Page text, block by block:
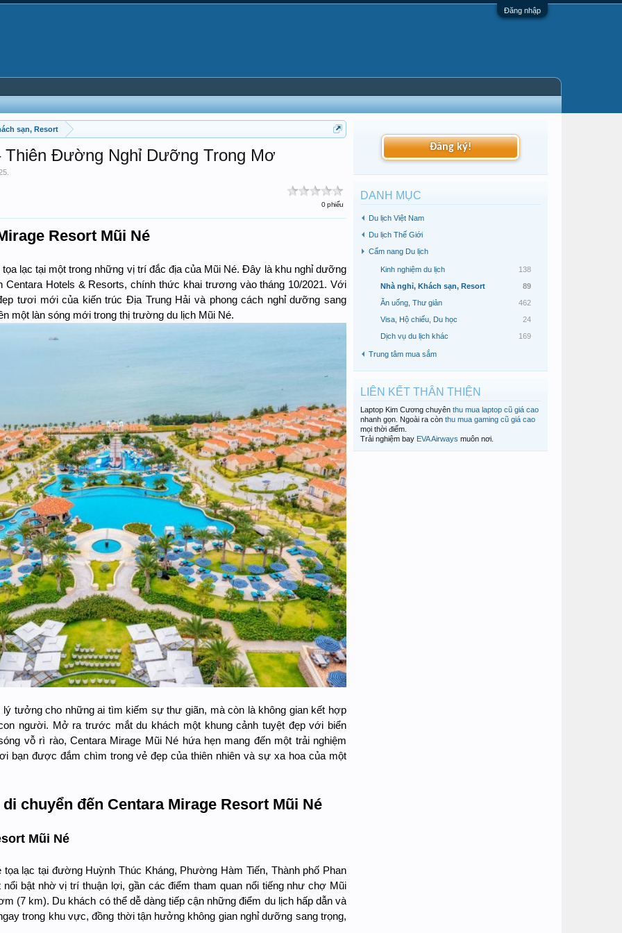
Đăng nhập
sạn, Resort
Thiên Đường Nghỉ Dưỡng Trong Mơ
0 phiếu
Resort Mũi Né
lạc tại một trong những vị trí đắc địa của Mũi Né. Đây là khu nghỉ dưỡng
Centara Hotels & Resorts, chính thức khai trương vào tháng 10/2021. Với
tươi mới của kiến trúc Địa Trung Hải và phong cách nghỉ dưỡng sang
một làn sóng mới trong thị trường du lịch Mũi Né.
tưởng cho những ai tìm kiếm sự thư giãn, mà còn là không gian kết hợp
người. Mở ra trước mắt du khách một khung cảnh tuyệt đẹp với biển
vỗ rì rào, Centara Mirage Mũi Né hứa hẹn mang đến một trải nghiệm
bạn được đắm chìm trong vẻ đẹp của thiên nhiên và sự xa hoa của một
chuyển đến Centara Mirage Resort Mũi Né
Mũi Né
lạc tại đường Huỳnh Thúc Kháng, Phường Hàm Tiến, Thành phố Phan
nổi bật nhờ vị trí thuận lợi, gần các điểm tham quan nổi tiếng như chợ Mũi
(7 km). Du khách có thể dễ dàng tiếp cận những điểm du lịch hấp dẫn và
trong khu vực, đồng thời tận hưởng không gian nghỉ dưỡng sang trọng,
Đăng ký!
DANH MỤC
Du lịch Việt Nam
Du lịch Thế Giới
Cẩm nang Du lịch
Kinh nghiệm du lịch
138
Nhà nghỉ, Khách sạn, Resort
89
Ăn uống, Thư giản
462
Visa, Hộ chiếu, Du học
24
Dịch vụ du lịch khác
169
Trung tâm mua sắm
LIÊN KẾT THÂN THIỆN
Laptop Kim Cương chuyên thu mua laptop cũ giá cao
nhanh gọn. Ngoài ra còn thu mua gaming cũ giá cao
mọi thời điểm.
Trải nghiệm bay EVA Airways muôn nơi.